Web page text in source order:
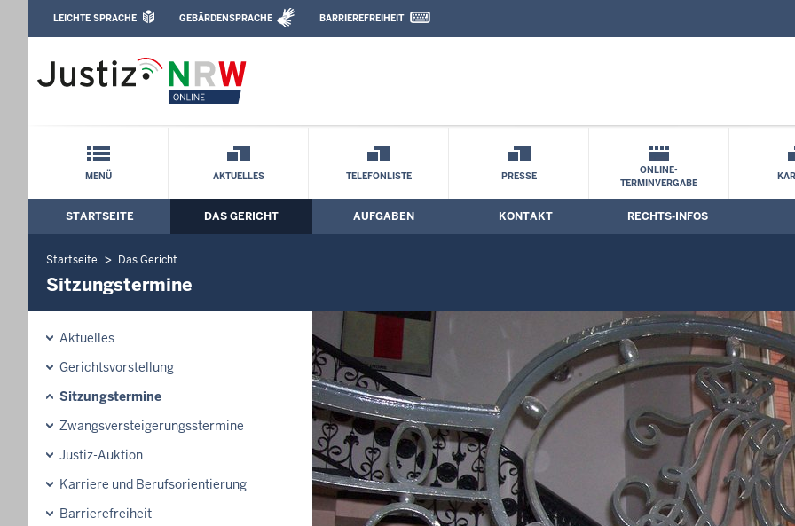
Amtsgericht Duisburg: Sitzungstermine
Leichte Sprache, Gebärdensprachenvideo und Kontaktformular
LEICHTE SPRACHE GEBÄRDENSPRACHE BARRIEREFREIHEIT
Schnellnavigation mit Volltext-Suche
MENÜ AKTUELLES TELEFONLISTE PRESSE
ONLINE-
TERMINVERGABE
Hauptmenü: Hauptnavigation
STARTSEITE DAS GERICHT AUFGABEN KONTAKT RECHTS-INFOS
Startseite Das Gericht
Sitzungstermine
Aktuelles
Gerichtsvorstellung
Sitzungstermine
Zwangsversteigerungsstermine
Justiz-Auktion
Karriere und Berufsorientierung
Barrierefreiheit